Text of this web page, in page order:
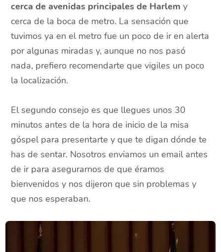
cerca de avenidas principales de Harlem y
cerca de la boca de metro. La sensación que
tuvimos ya en el metro fue un poco de ir en alerta
por algunas miradas y, aunque no nos pasó
nada, prefiero recomendarte que vigiles un poco
la localización.
El segundo consejo es que llegues unos 30
minutos antes de la hora de inicio de la misa
góspel para presentarte y que te digan dónde te
has de sentar. Nosotros enviamos un email antes
de ir para asegurarnos de que éramos
bienvenidos y nos dijeron que sin problemas y
que nos esperaban.